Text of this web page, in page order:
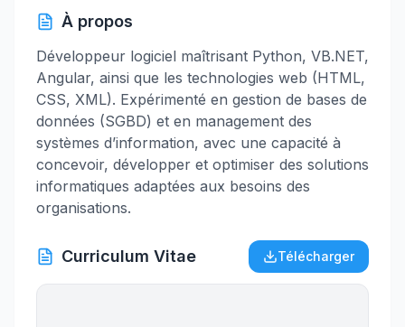
À propos
Développeur logiciel maîtrisant Python, VB.NET,
Angular, ainsi que les technologies web (HTML,
CSS, XML). Expérimenté en gestion de bases de
données (SGBD) et en management des
systèmes d’information, avec une capacité à
concevoir, développer et optimiser des solutions
informatiques adaptées aux besoins des
organisations.
Curriculum Vitae Télécharger